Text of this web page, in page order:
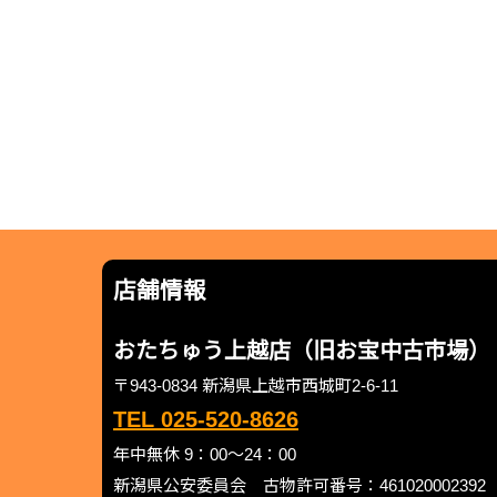
店舗情報
おたちゅう上越店（旧お宝中古市場）
〒943-0834 新潟県上越市西城町2-6-11
TEL 025-520-8626
年中無休 9：00～24：00
新潟県公安委員会 古物許可番号：461020002392